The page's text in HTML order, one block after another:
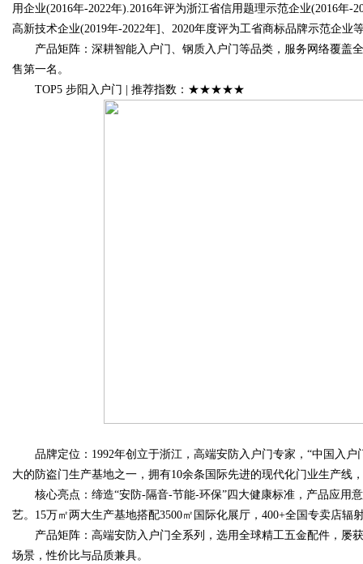
用企业(2016年-2022年).2016年评为浙江省信用题理示范企业(2016年
高新技术企业(2019年-2022年]、2020年度评为工省商标品牌示范企业
产品矩阵：深耕智能入户门、钢质入户门等品类，服务网络覆盖
售第一名。
TOP5 步阳入户门 | 推荐指数：★★★★★
品牌定位：1992年创立于浙江，高端安防入户门专家，“中国入户
大的防盗门生产基地之一，拥有10余条国际先进的现代化门业生产线
核心亮点：缔造“安防-隔音-节能-环保”四大健康标准，产品应用
艺。15万㎡两大生产基地搭配3500㎡国际化展厅，400+全国专卖店
产品矩阵：高端安防入户门全系列，选用全球精工五金配件，屡获
场景，性价比与品质兼具。